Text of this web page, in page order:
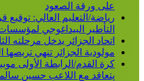
على ورقة الصعود
رياضة/التعليم العالي: توقيع
التأطير البيداغوجي
اتحاد الجزائر يدخل مرحلته
مولودية الجزائر تنهي تربصها
كرة القدم/الرابطة الأولى
يتعاقد مع اللاعب حسين